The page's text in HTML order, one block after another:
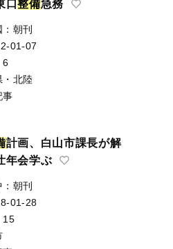
口整備急務
朝刊
01-07
6
・北陸
事
計画、白山市課長が解
年会学ぶ
朝刊
01-28
15